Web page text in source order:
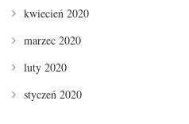
kwiecień 2020
marzec 2020
luty 2020
styczeń 2020